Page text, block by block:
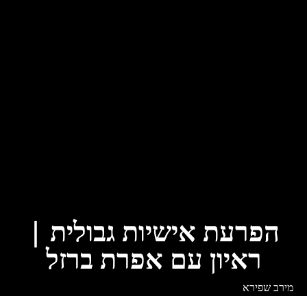
הפרעת אישיות גבולית |
ראיון עם אפרת ברזל
מירב שפירא